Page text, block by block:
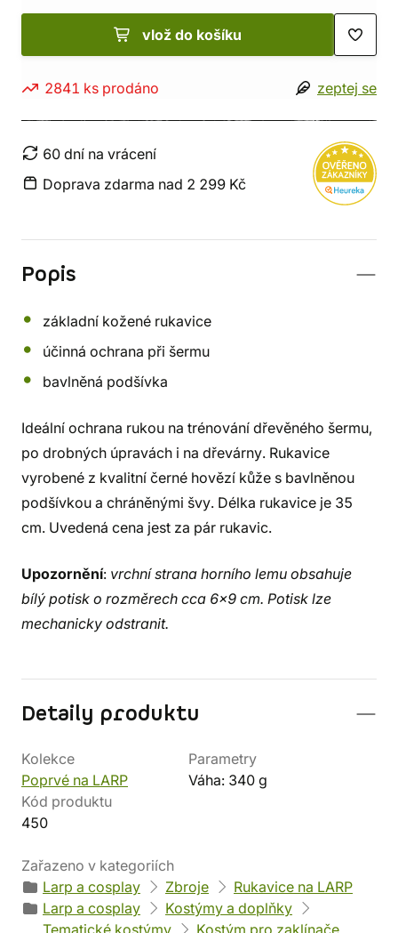
vlož do košíku
2841 ks prodáno zeptej se
60 dní na vrácení
Doprava zdarma nad 2 299 Kč
Popis
základní kožené rukavice
účinná ochrana při šermu
bavlněná podšívka
Ideální ochrana rukou na trénování dřevěného šermu,
po drobných úpravách i na dřevárny. Rukavice
vyrobené z kvalitní černé hovězí kůže s bavlněnou
podšívkou a chráněnými švy. Délka rukavice je 35
cm. Uvedená cena jest za pár rukavic.
Upozornění: vrchní strana horního lemu obsahuje
bílý potisk o rozměrech cca 6x9 cm. Potisk lze
mechanicky odstranit.
Detaily produktu
Kolekce
Poprvé na LARP
Parametry
Váha: 340 g
Kód produktu
450
Zařazeno v kategoriích
Larp a cosplay
Zbroje
Rukavice na LARP
Larp a cosplay
Kostýmy a doplňky
Tematické kostýmy
Kostým pro zaklínače